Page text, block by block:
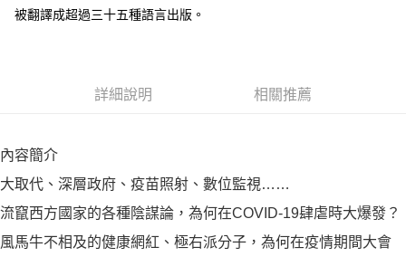
被翻譯成超過三十五種語言出版。
詳細說明 相關推薦
內容簡介
大取代、深層政府、疫苗照射、數位監視……
流竄西方國家的各種陰謀論，為何在COVID-19肆虐時大爆發？
風馬牛不相及的健康網紅、極右派分子，為何在疫情期間大會